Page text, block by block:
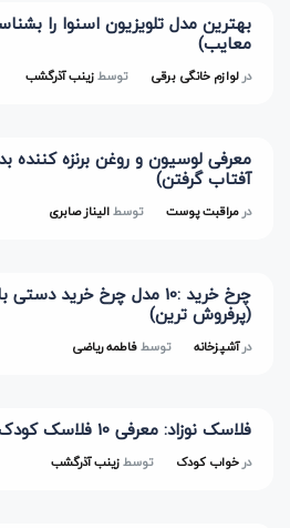
بهترین مدل تلویزیون اسنوا را
معایب)
در لوازم خانگی برقی توسطزینب آذرگشب
معرفی لوسیون و روغن برنزه کننده
آفتاب گرفتن)
در مراقبت پوست توسطالیناز صابری
چرخ خرید :10 مدل چرخ خرید
(پرفروش ترین)
درآشپزخانه توسطفاطمه ریاضی
فلاسک نوزاد: معرفی 10 فلاسک کودک برتر برای نوزادان
در خواب کودک توسطزینب آذرگشب